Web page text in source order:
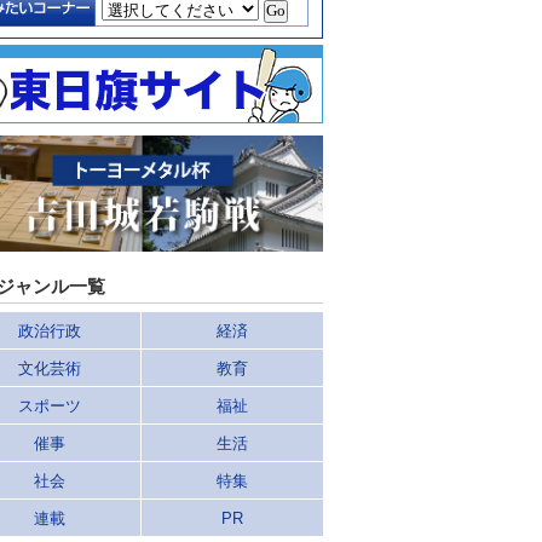
ャンル一覧
政治行政 経済
文化芸術 教育
スポーツ 福祉
催事 生活
社会 特集
連載 PR